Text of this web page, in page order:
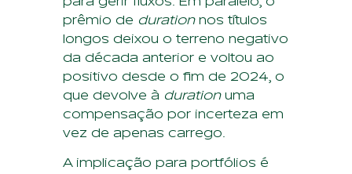
prêmio de durationnos títulos
longos deixou o terreno negativo
da década anterior e voltou ao
positivo desde o fim de 2024, o
que devolve à durationuma
compensação por incerteza em
vez de apenas carrego.
A implicação para portfólios é